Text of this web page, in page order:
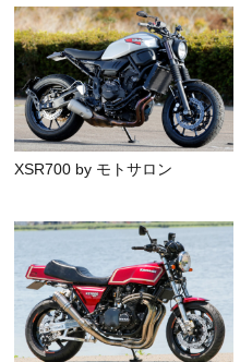
XSR700 by モトサロン